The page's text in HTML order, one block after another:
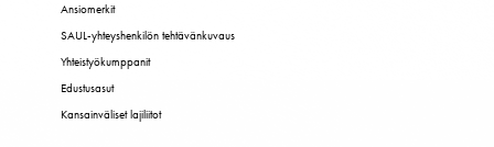
Ansiomerkit
SAUL-yhteyshenkilön tehtävänkuvaus
Yhteistyökumppanit
Edustusasut
Kansainväliset lajiliitot